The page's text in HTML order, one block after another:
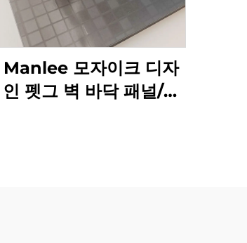
Manlee 모자이크 디자
인 펫그 벽 바닥 패널/판